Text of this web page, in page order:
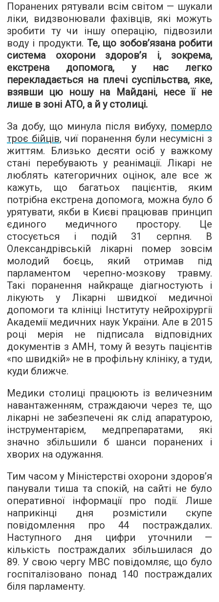
Поранених рятували всім світом — шукали
ліки, видзвонювали фахівців, які можуть
зробити ту чи іншу операцію, підвозили
воду і продукти. Те, що зобов’язана робити
система охорони здоров’я і, зокрема,
екстрена допомога, у нас легко
перекладається на плечі суспільства, яке,
взявши цю ношу на Майдані, несе її не
лише в зоні АТО, а й у столиці.
За добу, що минула після вибуху, померло
троє бійців, чиї поранення були несумісні з
життям. Близько десяти осіб у важкому
стані перебувають у реанімації. Лікарі не
люблять категоричних оцінок, але все ж
кажуть, що багатьох пацієнтів, яким
потрібна екстрена допомога, можна було б
урятувати, якби в Києві працював принцип
єдиного медичного простору. Це
стосується і подій 31 серпня. В
Олександрівській лікарні помер зовсім
молодий боєць, який отримав під
парламентом черепно-мозкову травму.
Такі поранення найкраще діагностують і
лікують у Лікарні швидкої медичної
допомоги та клініці Інституту нейрохірургії
Академії медичних наук України. Але в 2015
році мерія не підписала відповідних
документів з АМН, тому й везуть пацієнтів
«по швидкій» не в профільну клініку, а туди,
куди ближче.
Медики столиці працюють із величезним
навантаженням, страждаючи через те, що
лікарні не забезпечені як слід апаратурою,
інструментарієм, медпрепаратами, які
значно збільшили б шанси поранених і
хворих на одужання.
Тим часом у Міністерстві охорони здоров’я
панували тиша та спокій, на сайті не було
оперативної інформації про події. Лише
наприкінці дня розмістили скупе
повідомлення про 44 постраждалих.
Наступного дня цифри уточнили —
кількість постраждалих збільшилася до
89. У свою чергу МВС повідомляє, що було
госпіталізовано понад 140 постраждалих
біля парламенту.